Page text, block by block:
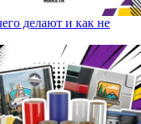
делают и как не